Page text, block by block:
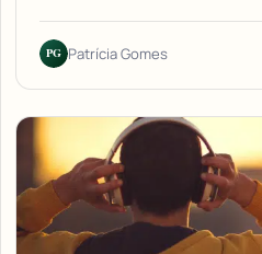
PG Patrícia Gomes